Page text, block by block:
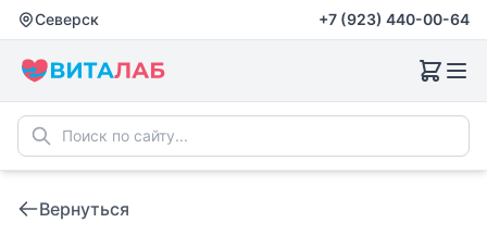
Северск +7 (923) 440-00-64
Вернуться